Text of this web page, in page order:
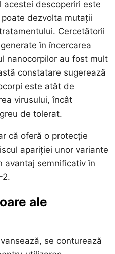
acestei descoperiri este
dezvolta mutații
Cercetătorii
în încercarea
nanocorpilor au fost mult
constatare sugerează
este atât de
virusului, încât
de tolerat.
că oferă o protecție
apariției unor variante
avantaj semnificativ în
2.
ale
se conturează